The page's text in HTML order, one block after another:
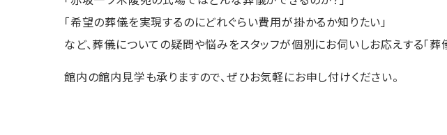
「希望の葬儀を実現するのにどれぐらい費用が掛かるか知りたい」
など、葬儀についての疑問や悩みをスタッフが個別にお伺いしお応えする「葬
館内の館内見学も承りますので、ぜひお気軽にお申し付けください。